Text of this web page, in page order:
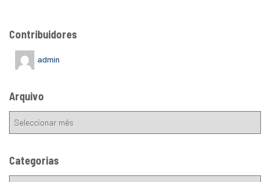
Contribuidores
admin
Arquivo
Categorias